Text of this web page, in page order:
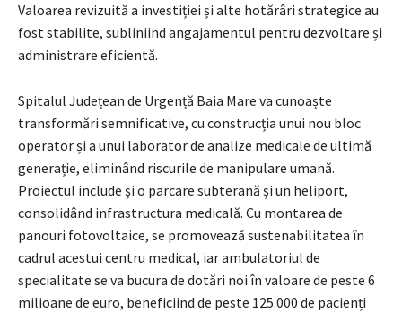
Valoarea revizuită a investiției și alte hotărâri strategice au
fost stabilite, subliniind angajamentul pentru dezvoltare și
administrare eficientă.
Spitalul Județean de Urgență Baia Mare va cunoaște
transformări semnificative, cu construcția unui nou bloc
operator și a unui laborator de analize medicale de ultimă
generație, eliminând riscurile de manipulare umană.
Proiectul include și o parcare subterană și un heliport,
consolidând infrastructura medicală. Cu montarea de
panouri fotovoltaice, se promovează sustenabilitatea în
cadrul acestui centru medical, iar ambulatoriul de
specialitate se va bucura de dotări noi în valoare de peste 6
milioane de euro, beneficiind de peste 125.000 de pacienți